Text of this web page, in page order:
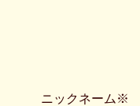
ニックネーム※